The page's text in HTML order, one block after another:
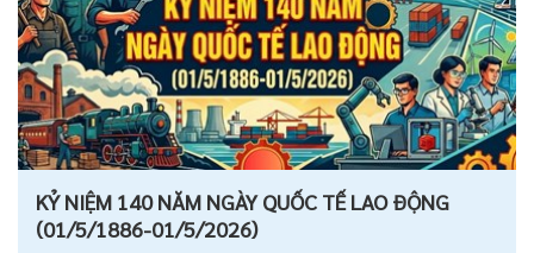
KỶ NIỆM 140 NĂM NGÀY QUỐC TẾ LAO ĐỘNG
(01/5/1886-01/5/2026)